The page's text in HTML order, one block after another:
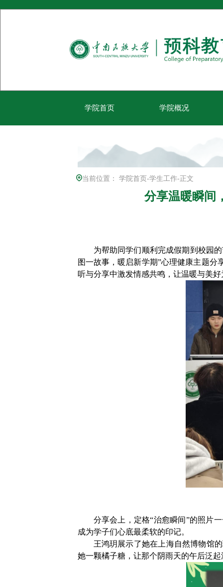
学院首页 学院概况
当前位置： 学院首页-学生工作-正文
分享温暖瞬间
为帮助同学们顺利完成假期到校园
图一故事，暖启新学期”心理健康主题
听与分享中激发情感共鸣，让温暖与美
分享会上，定格“治愈瞬间”的照片
成为学子们心底最柔软的印记。
王鸿玥展示了她在上海自然博物馆
她一颗橘子糖，让那个阴雨天的午后泛